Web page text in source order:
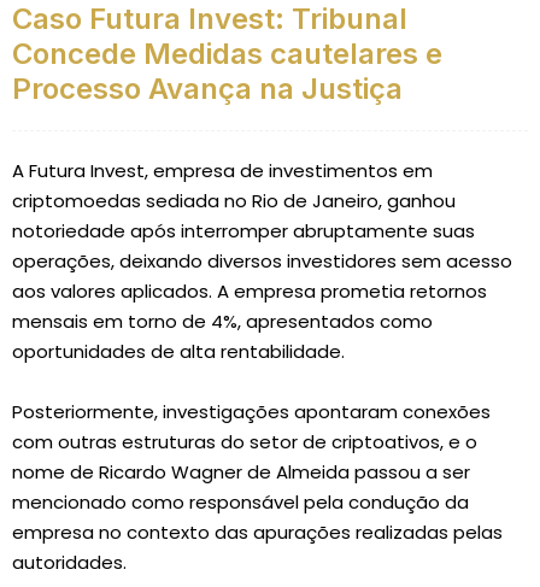
Caso Futura Invest: Tribunal
Concede Medidas cautelares e
Processo Avança na Justiça
A Futura Invest, empresa de investimentos em
criptomoedas sediada no Rio de Janeiro, ganhou
notoriedade após interromper abruptamente suas
operações, deixando diversos investidores sem acesso
aos valores aplicados. A empresa prometia retornos
mensais em torno de 4%, apresentados como
oportunidades de alta rentabilidade.
Posteriormente, investigações apontaram conexões
com outras estruturas do setor de criptoativos, e o
nome de Ricardo Wagner de Almeida passou a ser
mencionado como responsável pela condução da
empresa no contexto das apurações realizadas pelas
autoridades.